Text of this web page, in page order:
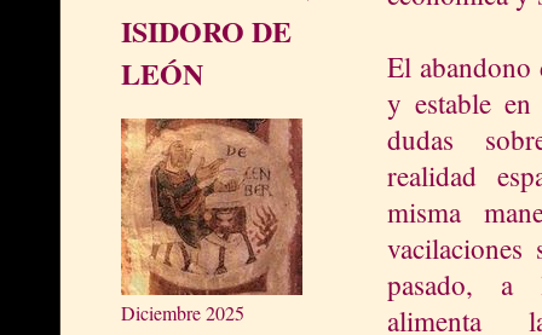
ISIDORO DE
LEÓN
Diciembre 2025
El abandono
y estable
dudas
realidad
misma
vacilaciones
pasado,
alimenta